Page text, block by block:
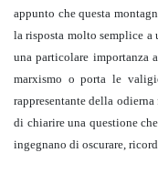
appunto che questa
la risposta molto semplice
una particolare importanza
marxismo o porta le
rappresentante della
di chiarire una questione
ingegnano di oscurare,